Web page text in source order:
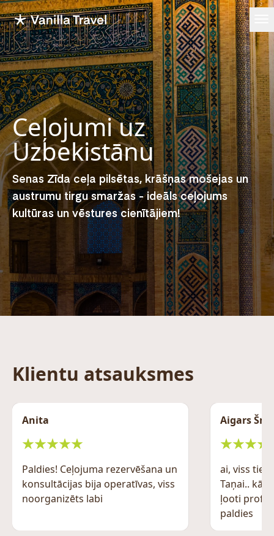
Ceļojumi uz
Uzbekistānu
Senas Zīda ceļa pilsētas, krāšņas mošejas un
austrumu tirgu smaržas - ideāls ceļojums
kultūras un vēstures cienītājiem!
Klientu atsauksmes
Anita
Paldies! Ceļojuma rezervēšana un
konsultācijas bija operatīvas, viss
noorganizēts labi
Aigars
ai, viss
Taņai.. kā
ļooti
paldies